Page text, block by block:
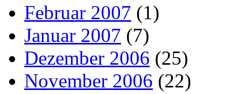
Februar 2007 (1)
Januar 2007 (7)
Dezember 2006 (25)
November 2006 (22)